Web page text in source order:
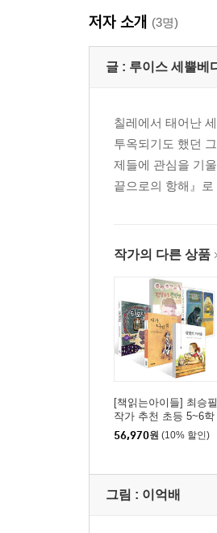
왕초 쥐와의 협상 95
수컷일까 암컷일까 105
진정한 행운아, 아포르
선택된 인간, 시인 133
시인을 만나다 139
날아라, 아포르뚜나다
저자 소개 (3명)
글 : 루이스 세뿔베
칠레에서 태어난
투옥되기도 했던
제들에 관심을 기
끝으로의 항해』
작가의 다른 상품
[책읽는아이들] 최승필
작가 추천 초등 5~6학
년 세트
56,970원 (10% 할인)
그림 : 이억배